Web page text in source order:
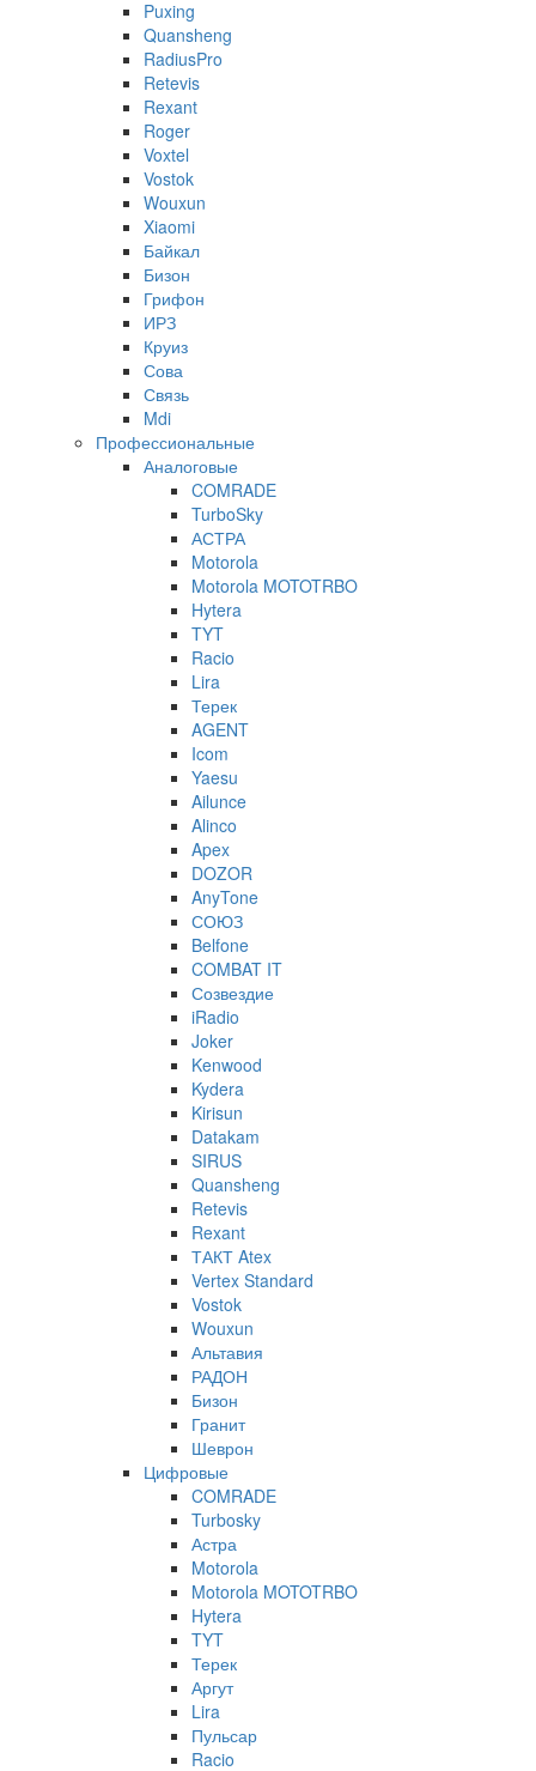
Puxing
Quansheng
RadiusPro
Retevis
Rexant
Roger
Voxtel
Vostok
Wouxun
Xiaomi
Байкал
Бизон
Грифон
ИРЗ
Круиз
Сова
Связь
Mdi
Профессиональные
Аналоговые
COMRADE
TurboSky
АСТРА
Motorola
Motorola MOTOTRBO
Hytera
TYT
Racio
Lira
Терек
AGENT
Icom
Yaesu
Ailunce
Alinco
Apex
DOZOR
AnyTone
СОЮЗ
Belfone
COMBAT IT
Созвездие
iRadio
Joker
Kenwood
Kydera
Kirisun
Datakam
SIRUS
Quansheng
Retevis
Rexant
ТАКТ Atex
Vertex Standard
Vostok
Wouxun
Альтавия
РАДОН
Бизон
Гранит
Шеврон
Цифровые
COMRADE
Turbosky
Астра
Motorola
Motorola MOTOTRBO
Hytera
TYT
Терек
Аргут
Lira
Пульсар
Racio